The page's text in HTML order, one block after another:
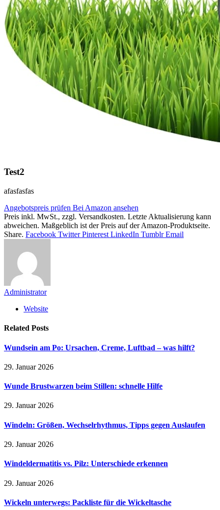
Test2
afasfasfas
Angebotspreis prüfen Bei Amazon ansehen
Preis inkl. MwSt., zzgl. Versandkosten. Letzte Aktualisierung kann
abweichen. Maßgeblich ist der Preis auf der Amazon-Produktseite.
Share. Facebook Twitter Pinterest LinkedIn Tumblr Email
Administrator
Website
Related Posts
Wundsein am Po: Ursachen, Creme, Luftbad – was hilft?
29. Januar 2026
Wunde Brustwarzen beim Stillen: schnelle Hilfe
29. Januar 2026
Windeln: Größen, Wechselrhythmus, Tipps gegen Auslaufen
29. Januar 2026
Windeldermatitis vs. Pilz: Unterschiede erkennen
29. Januar 2026
Wickeln unterwegs: Packliste für die Wickeltasche